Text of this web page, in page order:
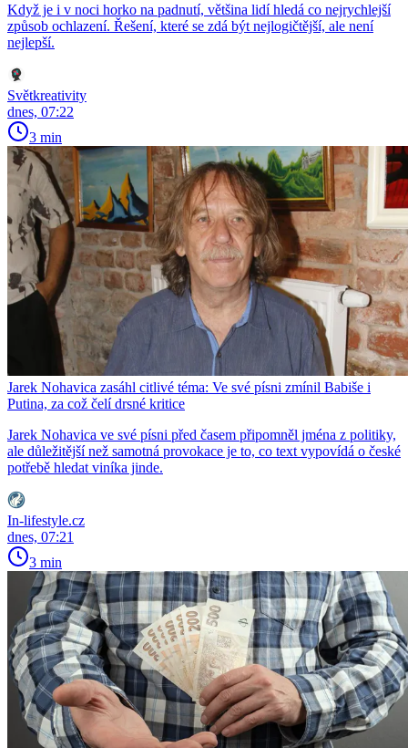
Když je i v noci horko na padnutí, většina lidí hledá co nejrychlejší
způsob ochlazení. Řešení, které se zdá být nejlogičtější, ale není
nejlepší.
Světkreativity
dnes, 07:22
3 min
Jarek Nohavica zasáhl citlivé téma: Ve své písni zmínil Babiše i
Putina, za což čelí drsné kritice
Jarek Nohavica ve své písni před časem připomněl jména z politiky,
ale důležitější než samotná provokace je to, co text vypovídá o české
potřebě hledat viníka jinde.
In-lifestyle.cz
dnes, 07:21
3 min